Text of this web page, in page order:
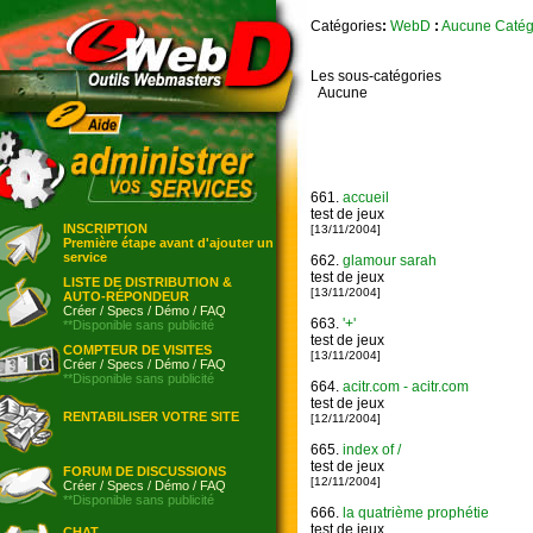
INSCRIPTION
Première étape avant d'ajouter un
service
LISTE DE DISTRIBUTION &
AUTO-RÉPONDEUR
Créer / Specs / Démo / FAQ
**Disponible sans publicité
COMPTEUR DE VISITES
Créer / Specs / Démo / FAQ
**Disponible sans publicité
RENTABILISER VOTRE SITE
FORUM DE DISCUSSIONS
Créer / Specs / Démo / FAQ
**Disponible sans publicité
Catégories: WebD : Aucune
Les sous-catégories
Aucune
661. accueil
test de jeux
[13/11/2004]
662. glamour sarah
test de jeux
[13/11/2004]
663. '+'
test de jeux
[13/11/2004]
664. acitr.com - acitr.com
test de jeux
[12/11/2004]
665. index of /
test de jeux
[12/11/2004]
666. la quatrième prophétie
test de jeux